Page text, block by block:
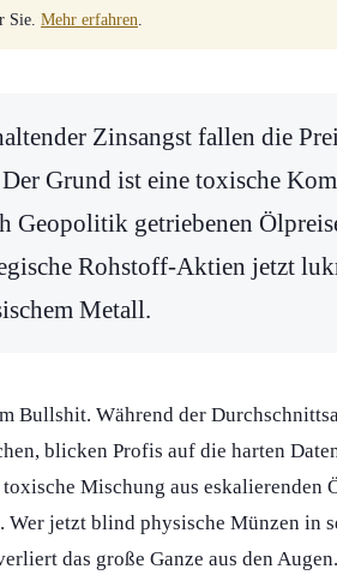
Sie. Mehr erfahren
Zinsangst fallen die
Grund ist eine toxische
Geopolitik getriebenen
Rohstoff-Aktien jetzt
Metall.
Bullshit. Während der
blicken Profis auf die harten
toxische Mischung aus
Wer jetzt blind physische Münzen in
das große Ganze aus den